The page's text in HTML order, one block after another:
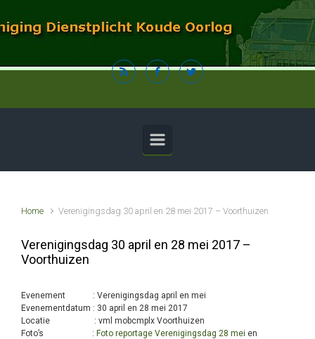
Home Verenigingsdag 30 april en 28 mei 2017 – Voorthuizen
Verenigingsdag 30 april en 28 mei 2017 –
Voorthuizen
Evenement : Verenigingsdag april en mei
Evenementdatum : 30 april en 28 mei 2017
Locatie : vml mobcmplx Voorthuizen
Foto’s : Foto reportage Verenigingsdag 28 mei en